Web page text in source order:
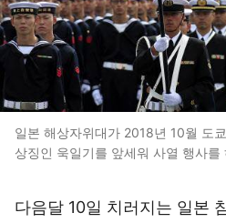
일본 해상자위대가 2018년 10월 도
상징인 욱일기를 앞세워 사열 행사를
다음달 10일 치러지는 일본